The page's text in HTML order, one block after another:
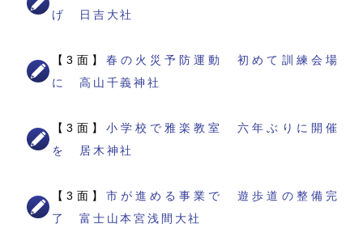
げ 日吉大社
【3面】 春の火災予防運動 初めて訓練会場
に 高山千義神社
【3面】 小学校で雅楽教室 六年ぶりに開催
を 居木神社
【3面】 市が進める事業で 遊歩道の整備完
了 富士山本宮浅間大社